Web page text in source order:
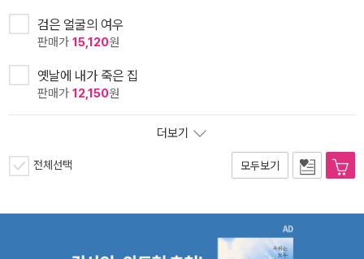
검은 얼굴의 여우
판매가 15,120원
옛날에 내가 죽은 집
판매가 12,150원
더보기
전체선택 모두보기